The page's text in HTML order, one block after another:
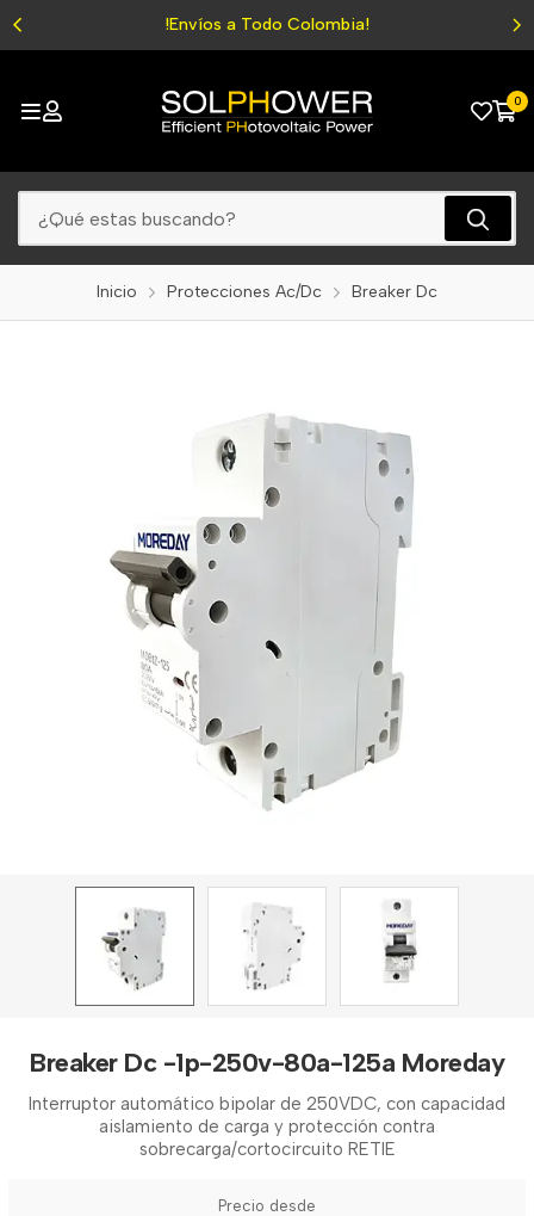
!Envíos a Todo Colombia!
0
Inicio Protecciones Ac/Dc Breaker Dc
Breaker Dc -1p-250v-80a-125a Moreday
Interruptor automático bipolar de 250VDC, con capacidad
aislamiento de carga y protección contra
sobrecarga/cortocircuito RETIE
Precio desde